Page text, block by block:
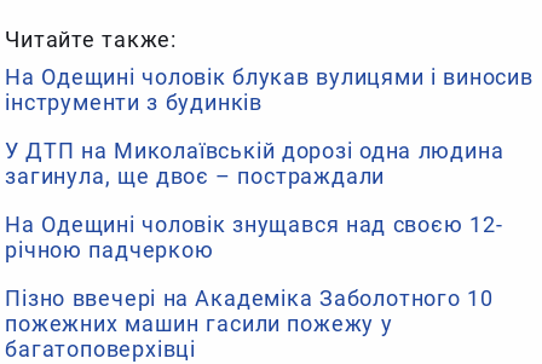
Читайте также:
На Одещині чоловік блукав вулицями і виносив
інструменти з будинків
У ДТП на Миколаївській дорозі одна людина
загинула, ще двоє – постраждали
На Одещині чоловік знущався над своєю 12-
річною падчеркою
Пізно ввечері на Академіка Заболотного 10
пожежних машин гасили пожежу у
багатоповерхівці